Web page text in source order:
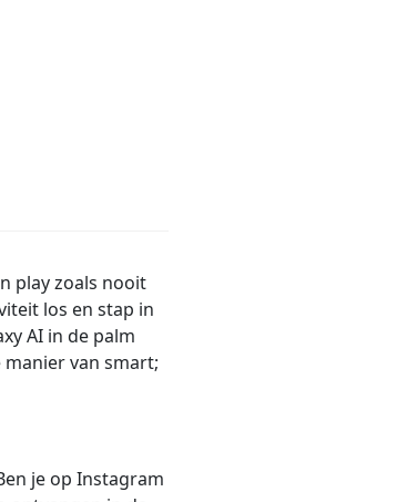
play zoals nooit
los en stap in
AI in de palm
van smart;
je op Instagram